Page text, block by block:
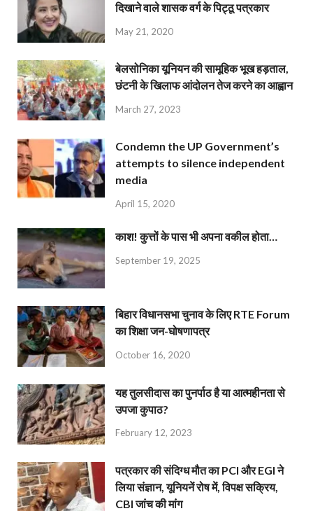
दिखाने वाले शासक वर्ग के पिट्ठू पत्रकार
May 21, 2020
बेलसोनिका यूनियन की सामूहिक भूख हड़ताल,
छंटनी के खिलाफ आंदोलन तेज करने का आह्वान
March 27, 2023
Condemn the UP Government’s
attempts to silence independent
media
April 15, 2020
काश! कुत्तों के पास भी अपना वकील होता…
September 19, 2025
बिहार विधानसभा चुनाव के लिए RTE Forum
का शिक्षा जन-घोषणापत्र
October 16, 2020
यह तुलसीदास का पुनर्पाठ है या आत्महीनता से
उपजा कुपाठ?
February 12, 2023
पत्रकार की संदिग्ध मौत का PCI और EGI ने
लिया संज्ञान, यूनियनें रोष में, विपक्ष सक्रिय,
CBI जांच की मांग